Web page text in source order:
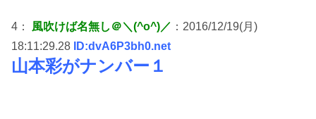
4： 風吹けば名無し＠＼(^o^)／ ：2016/12/19(月)
18:11:29.28
ID:dvA6P3bh0.net
山本彩がナンバー１